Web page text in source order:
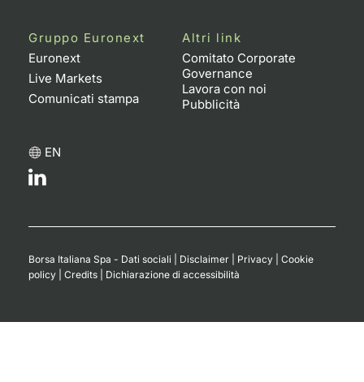
Gruppo Euronext
Euronext
Live Markets
Comunicati stampa
Altri link
Comitato Corporate
Governance
Lavora con noi
Pubblicità
EN
Borsa Italiana Spa - Dati sociali Disclaimer Privacy
Cookie
policy
Credits Dichiarazione di accessibilità